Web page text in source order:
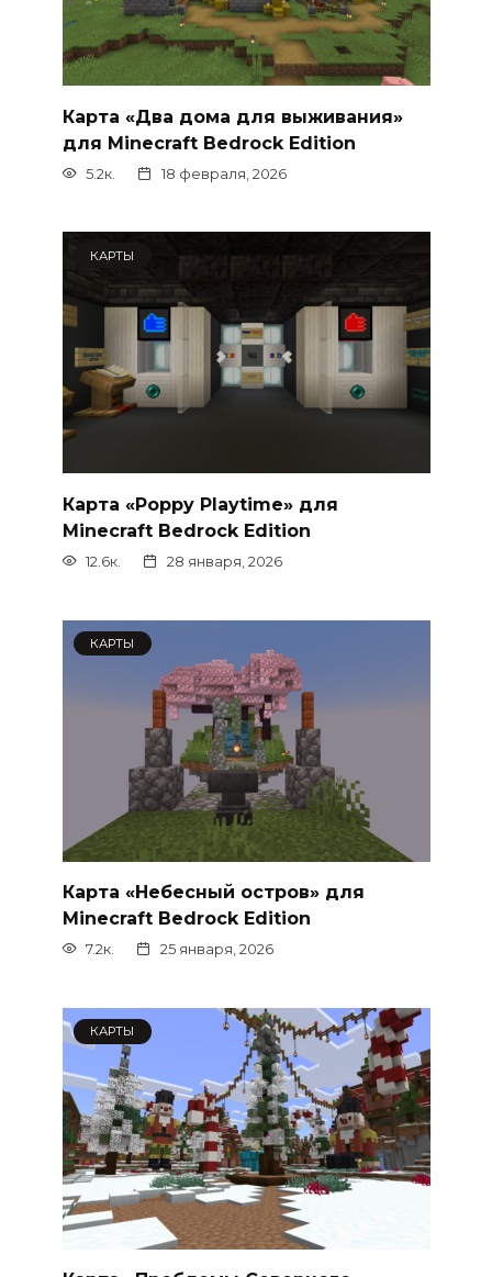
Карта «Два дома для выживания»
для Minecraft Bedrock Edition
5.2к. 18 февраля, 2026
КАРТЫ
Карта «Poppy Playtime» для
Minecraft Bedrock Edition
12.6к. 28 января, 2026
КАРТЫ
Карта «Небесный остров» для
Minecraft Bedrock Edition
7.2к. 25 января, 2026
КАРТЫ